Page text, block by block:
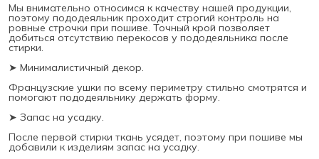
Мы внимательно относимся к качеству нашей продукции,
поэтому пододеяльник проходит строгий контроль на
ровные строчки при пошиве. Точный крой позволяет
добиться отсутствию перекосов у пододеяльника после
стирки.
➤ Минималистичный декор.
Французские ушки по всему периметру стильно смотрятся и
помогают пододеяльнику держать форму.
➤ Запас на усадку.
После первой стирки ткань усядет, поэтому при пошиве мы
добавили к изделиям запас на усадку.